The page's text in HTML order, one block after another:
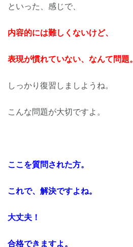
といった、感じで、
内容的には難しくないけど、
表現が慣れていない、なんて問題。
しっかり復習しましようね。
こんな問題が大切ですよ。
ここを質問された方。
これで、解決ですよね。
大丈夫！
合格できますよ。